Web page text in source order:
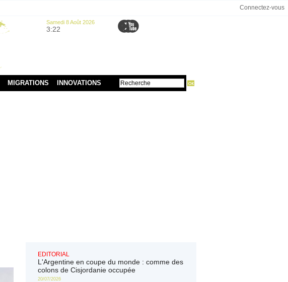
Connectez-vous
Samedi 8 Août 2026
3:22
MIGRATIONS INNOVATIONS
EDITORIAL
L'Argentine en coupe du monde : comme des
colons de Cisjordanie occupée
20/07/2026